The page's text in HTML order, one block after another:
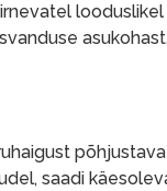
saadi